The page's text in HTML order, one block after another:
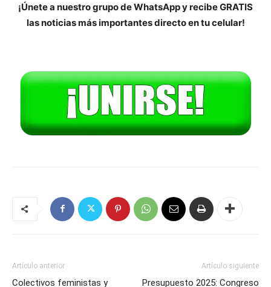
¡Únete a nuestro grupo de WhatsApp y recibe GRATIS
las noticias más importantes directo en tu celular!
Artículo anterior
Colectivos feministas y
Artículo siguiente
Presupuesto 2025: Congreso